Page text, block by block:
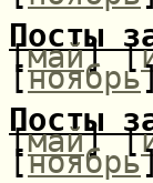
Посты
[май] [
[ноябрь
Посты
[май] [
[ноябрь